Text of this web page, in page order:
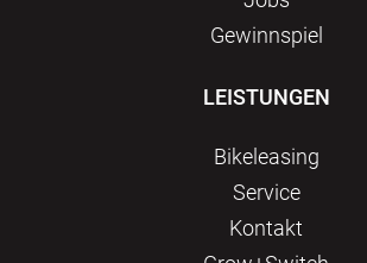
Gewinnspiel
LEISTUNGEN
Bikeleasing
Service
Kontakt